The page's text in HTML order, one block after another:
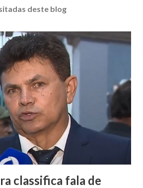
deste blog
classifica fala de